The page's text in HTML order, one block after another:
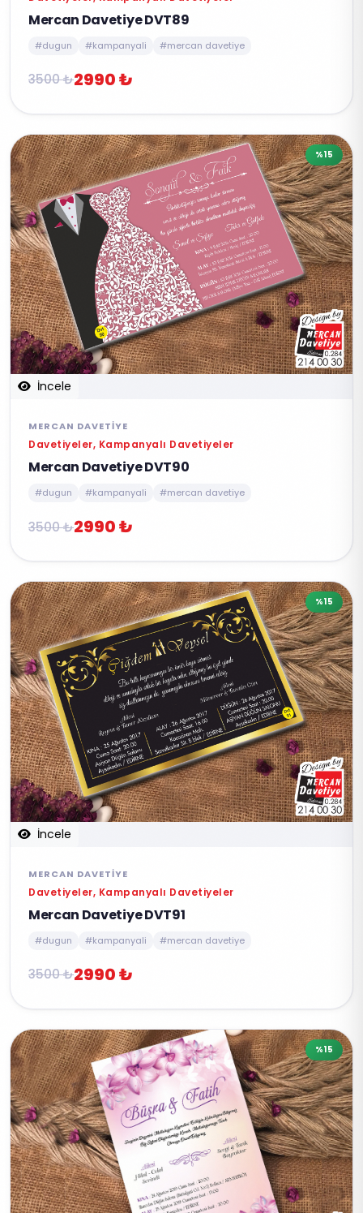
Mercan Davetiye DVT89
#dugun #kampanyali #mercan davetiye
3500 ₺2990 ₺
İncele
%15
MERCAN DAVETIYE
Davetiyeler, Kampanyalı Davetiyeler
Mercan Davetiye DVT90
#dugun #kampanyali #mercan davetiye
3500 ₺2990 ₺
İncele
%15
MERCAN DAVETIYE
Davetiyeler, Kampanyalı Davetiyeler
Mercan Davetiye DVT91
#dugun #kampanyali #mercan davetiye
3500 ₺2990 ₺
%15